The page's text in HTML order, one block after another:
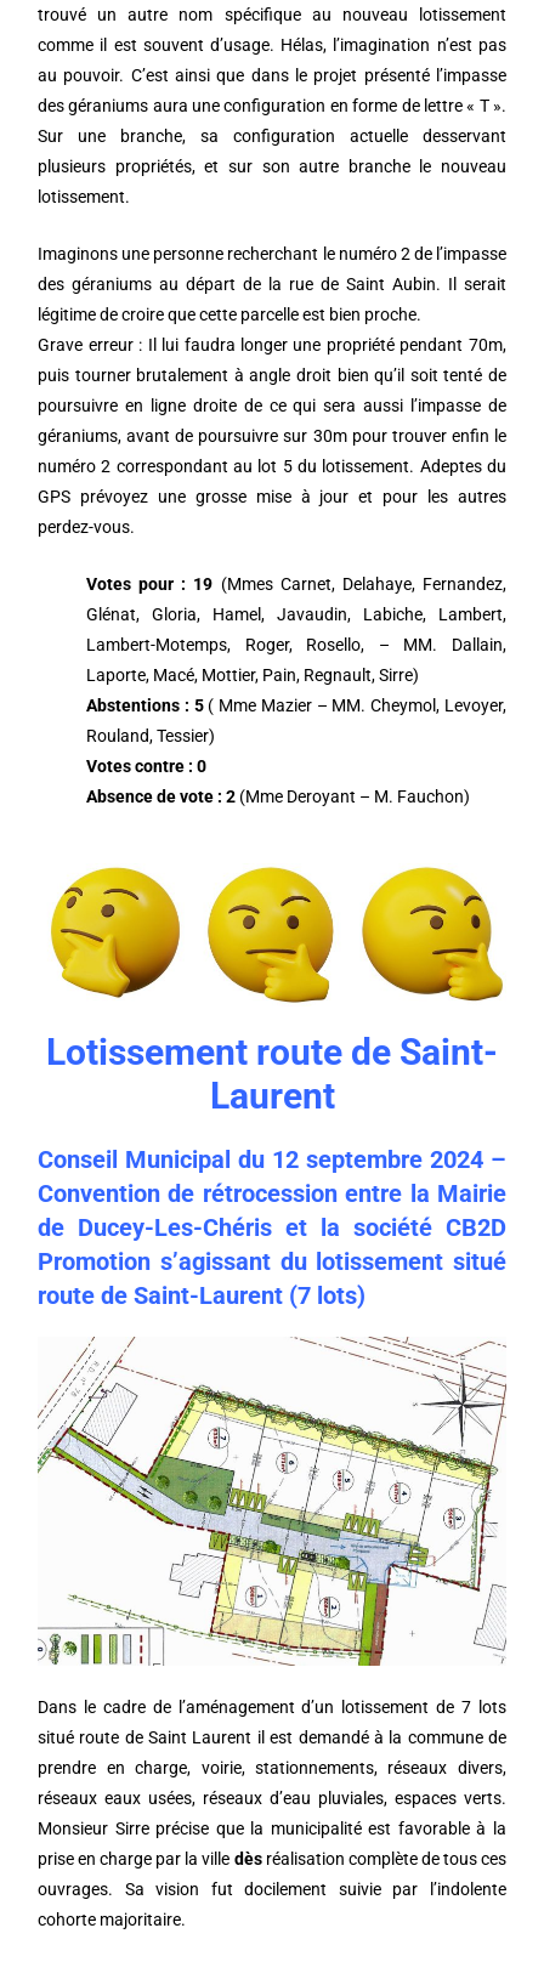
trouvé un autre nom spécifique au nouveau lotissement
comme il est souvent d’usage. Hélas, l’imagination n’est pas
au pouvoir. C’est ainsi que dans le projet présenté l’impasse
des géraniums aura une configuration en forme de lettre « T ».
Sur une branche, sa configuration actuelle desservant
plusieurs propriétés, et sur son autre branche le nouveau
lotissement.
Imaginons une personne recherchant le numéro 2 de l’impasse
des géraniums au départ de la rue de Saint Aubin. Il serait
légitime de croire que cette parcelle est bien proche.
Grave erreur : Il lui faudra longer une propriété pendant 70m,
puis tourner brutalement à angle droit bien qu’il soit tenté de
poursuivre en ligne droite de ce qui sera aussi l’impasse de
géraniums, avant de poursuivre sur 30m pour trouver enfin le
numéro 2 correspondant au lot 5 du lotissement. Adeptes du
GPS prévoyez une grosse mise à jour et pour les autres
perdez-vous.
Votes pour : 19 (Mmes Carnet, Delahaye, Fernandez,
Glénat, Gloria, Hamel, Javaudin, Labiche, Lambert,
Lambert-Motemps, Roger, Rosello, – MM. Dallain,
Laporte, Macé, Mottier, Pain, Regnault, Sirre)
Abstentions : 5( Mme Mazier – MM. Cheymol, Levoyer,
Rouland, Tessier)
Votes contre : 0
Absence de vote : 2 (Mme Deroyant – M. Fauchon)
Lotissement route de Saint-
Laurent
Conseil Municipal du 12 septembre 2024 –
Convention de rétrocession entre la Mairie
de Ducey-Les-Chéris et la société CB2D
Promotion s’agissant du lotissement situé
route de Saint-Laurent (7 lots)
Dans le cadre de l’aménagement d’un lotissement de 7 lots
situé route de Saint Laurent il est demandé à la commune de
prendre en charge, voirie, stationnements, réseaux divers,
réseaux eaux usées, réseaux d’eau pluviales, espaces verts.
Monsieur Sirre précise que la municipalité est favorable à la
prise en charge par la ville dèsréalisation complète de tous ces
ouvrages. Sa vision fut docilement suivie par l’indolente
cohorte majoritaire.